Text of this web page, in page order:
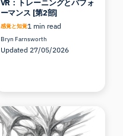
VR：トレーニングとパフォ
ーマンス [第2部]
感覚と知覚1 min read
Bryn Farnsworth
Updated 27/05/2026